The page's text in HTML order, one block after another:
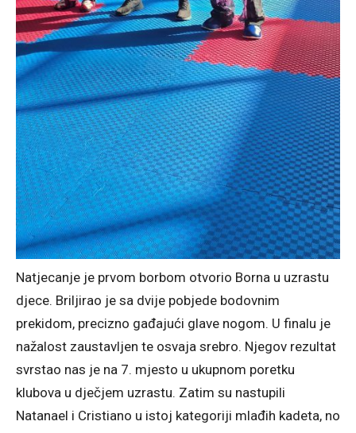
Natjecanje je prvom borbom otvorio Borna u uzrastu
djece. Briljirao je sa dvije pobjede bodovnim
prekidom, precizno gađajući glave nogom. U finalu je
nažalost zaustavljen te osvaja srebro. Njegov rezultat
svrstao nas je na 7. mjesto u ukupnom poretku
klubova u dječjem uzrastu. Zatim su nastupili
Natanael i Cristiano u istoj kategoriji mlađih kadeta, no